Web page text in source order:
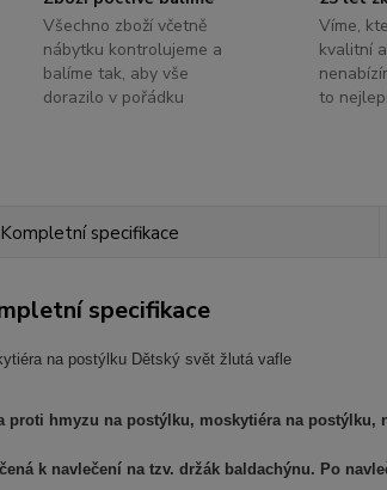
Všechno zboží včetně
nábytku kontrolujeme a
balíme tak, aby vše
dorazilo v pořádku
Víme,
kvalitní
to
Kompletní specifikace
specifikace
na postýlku Dětský svět žlutá vafle
proti hmyzu na postýlku, moskytiéra na postýlku,
k navlečení na tzv. držák baldachýnu. Po